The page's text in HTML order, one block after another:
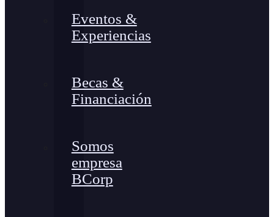
Eventos &
Experiencias
Becas &
Financiación
Somos
empresa
BCorp